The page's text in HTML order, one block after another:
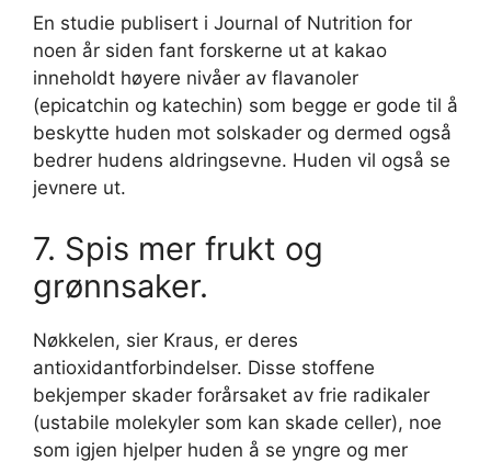
En studie publisert i Journal of Nutrition for
noen år siden fant forskerne ut at kakao
inneholdt høyere nivåer av flavanoler
(epicatchin og katechin) som begge er gode til å
beskytte huden mot solskader og dermed også
bedrer hudens aldringsevne. Huden vil også se
jevnere ut.
7. Spis mer frukt og
grønnsaker.
Nøkkelen, sier Kraus, er deres
antioxidantforbindelser. Disse stoffene
bekjemper skader forårsaket av frie radikaler
(ustabile molekyler som kan skade celler), noe
som igjen hjelper huden å se yngre og mer